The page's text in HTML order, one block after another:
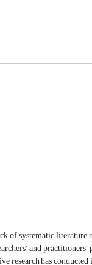
systematic literature
and practitioners’
has conducted